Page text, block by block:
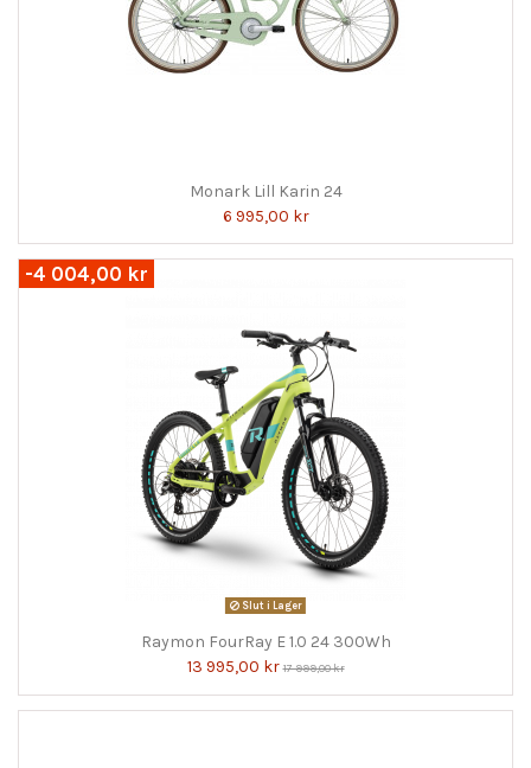
Monark Lill Karin 24
6 995,00 kr
-4 004,00 kr
Slut i Lager
Raymon FourRay E 1.0 24 300Wh
13 995,00 kr17 999,00 kr